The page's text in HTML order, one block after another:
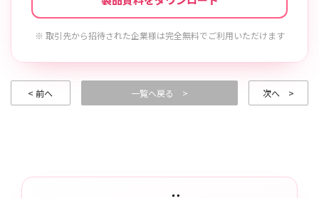
※ 取引先から招待された企業様は完全無料でご利用いただけます
< 前へ 一覧へ戻る > 次へ >